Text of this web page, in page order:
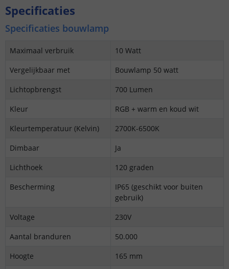
Specificaties
Specificaties bouwlamp
Maximaal verbruik
10 Watt
Vergelijkbaar met
Bouwlamp 50 watt
Lichtopbrengst
700 Lumen
Kleur
RGB + warm en koud wit
Kleurtemperatuur (Kelvin)
2700K-6500K
Dimbaar
Ja
Lichthoek
120 graden
Bescherming
IP65 (geschikt voor buiten
gebruik)
Voltage
230V
Aantal branduren
50.000
Hoogte
165 mm